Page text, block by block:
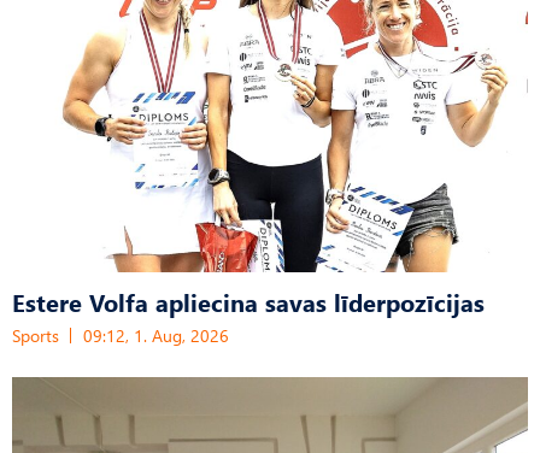
Estere Volfa apliecina savas līderpozīcijas
Sports 09:12, 1. Aug, 2026